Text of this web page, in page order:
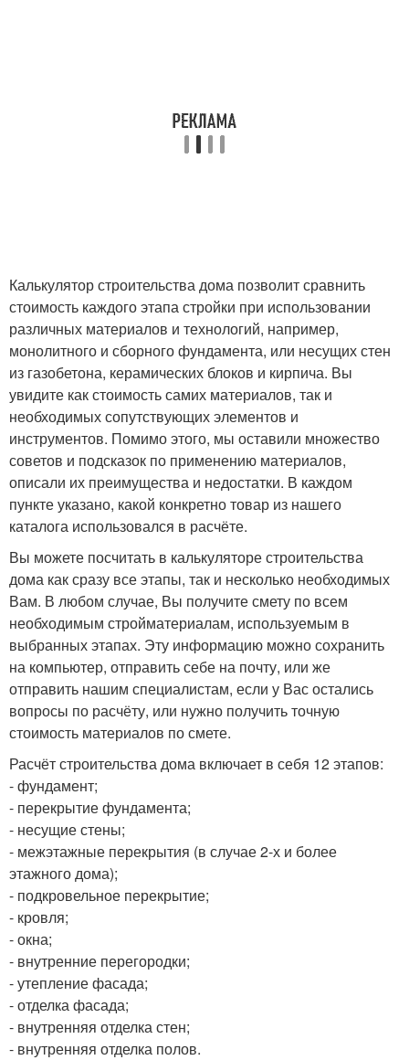
Калькулятор строительства дома позволит сравнить
стоимость каждого этапа стройки при использовании
различных материалов и технологий, например,
монолитного и сборного фундамента, или несущих стен
из газобетона, керамических блоков и кирпича. Вы
увидите как стоимость самих материалов, так и
необходимых сопутствующих элементов и
инструментов. Помимо этого, мы оставили множество
советов и подсказок по применению материалов,
описали их преимущества и недостатки. В каждом
пункте указано, какой конкретно товар из нашего
каталога использовался в расчёте.
Вы можете посчитать в калькуляторе строительства
дома как сразу все этапы, так и несколько необходимых
Вам. В любом случае, Вы получите смету по всем
необходимым стройматериалам, используемым в
выбранных этапах. Эту информацию можно сохранить
на компьютер, отправить себе на почту, или же
отправить нашим специалистам, если у Вас остались
вопросы по расчёту, или нужно получить точную
стоимость материалов по смете.
Расчёт строительства дома включает в себя 12 этапов:
- фундамент;
- перекрытие фундамента;
- несущие стены;
- межэтажные перекрытия (в случае 2-х и более
этажного дома);
- подкровельное перекрытие;
- кровля;
- окна;
- внутренние перегородки;
- утепление фасада;
- отделка фасада;
- внутренняя отделка стен;
- внутренняя отделка полов.